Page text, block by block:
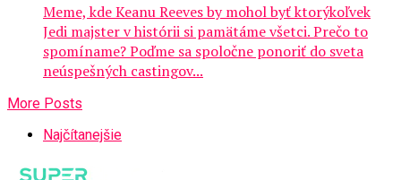
Meme, kde Keanu Reeves by mohol byť ktorýkoľvek
Jedi majster v histórii si pamätáme všetci. Prečo to
spomíname? Poďme sa spoločne ponoriť do sveta
neúspešných castingov...
More Posts
Najčítanejšie